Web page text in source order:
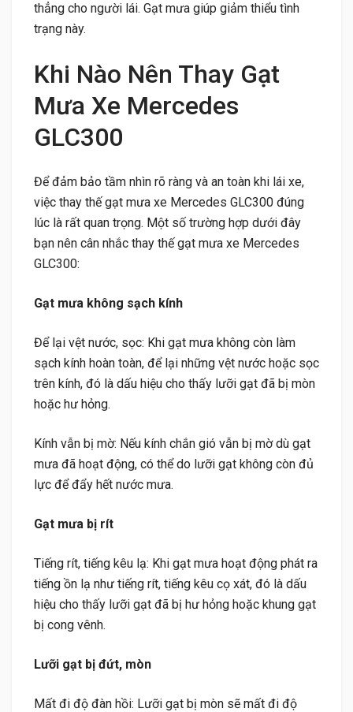
thẳng cho người lái. Gạt mưa giúp giảm thiểu tình
trạng này.
Khi Nào Nên Thay Gạt
Mưa Xe Mercedes
GLC300
Để đảm bảo tầm nhìn rõ ràng và an toàn khi lái xe,
việc thay thế gạt mưa xe Mercedes GLC300 đúng
lúc là rất quan trọng. Một số trường hợp dưới đây
bạn nên cân nhắc thay thế gạt mưa xe Mercedes
GLC300:
Gạt mưa không sạch kính
Để lại vệt nước, sọc: Khi gạt mưa không còn làm
sạch kính hoàn toàn, để lại những vệt nước hoặc sọc
trên kính, đó là dấu hiệu cho thấy lưỡi gạt đã bị mòn
hoặc hư hỏng.
Kính vẫn bị mờ: Nếu kính chắn gió vẫn bị mờ dù gạt
mưa đã hoạt động, có thể do lưỡi gạt không còn đủ
lực để đẩy hết nước mưa.
Gạt mưa bị rít
Tiếng rít, tiếng kêu lạ: Khi gạt mưa hoạt động phát ra
tiếng ồn lạ như tiếng rít, tiếng kêu cọ xát, đó là dấu
hiệu cho thấy lưỡi gạt đã bị hư hỏng hoặc khung gạt
bị cong vênh.
Lưỡi gạt bị đứt, mòn
Mất đi độ đàn hồi: Lưỡi gạt bị mòn sẽ mất đi độ